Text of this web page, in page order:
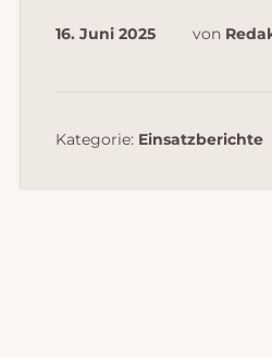
16. Juni 2025 von
Kategorie: Einsatzberichte